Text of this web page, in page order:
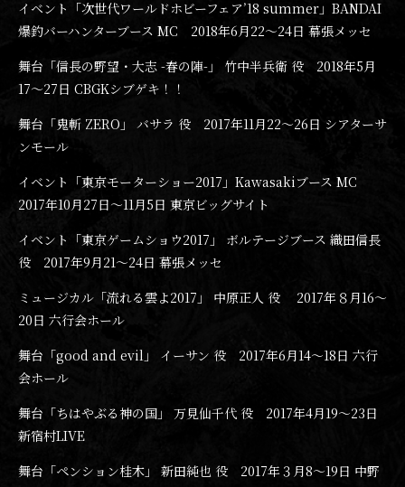
イベント「次世代ワールドホビーフェア’18 summer」BANDAI
爆釣バーハンターブース MC 2018年6月22〜24日 幕張メッセ
舞台「信長の野望・大志 -春の陣-」 竹中半兵衛 役 2018年5月
17〜27日 CBGKシブゲキ！！
舞台「鬼斬 ZERO」 バサラ 役 2017年11月22〜26日 シアターサ
ンモール
イベント「東京モーターショー2017」Kawasakiブース MC
2017年10月27日〜11月5日 東京ビッグサイト
イベント「東京ゲームショウ2017」 ボルテージブース 織田信長
役 2017年9月21〜24日 幕張メッセ
ミュージカル「流れる雲よ2017」 中原正人 役 2017年８月16〜
20日 六行会ホール
舞台「good and evil」 イーサン 役 2017年6月14〜18日 六行
会ホール
舞台「ちはやぶる神の国」 万見仙千代 役 2017年4月19〜23日
新宿村LIVE
舞台「ペンション桂木」 新田純也 役 2017年３月8〜19日 中野